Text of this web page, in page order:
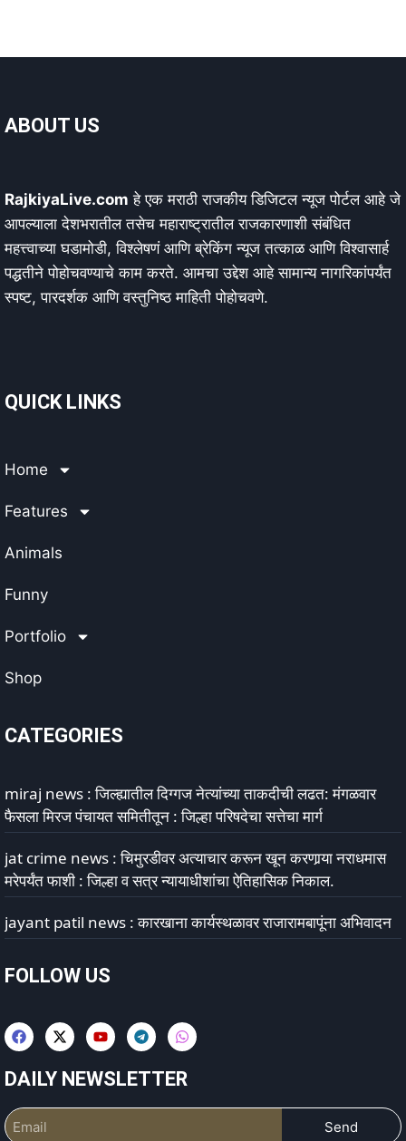
ABOUT US
RajkiyaLive.com हे एक मराठी राजकीय डिजिटल न्यूज पोर्टल आहे जे
आपल्याला देशभरातील तसेच महाराष्ट्रातील राजकारणाशी संबंधित
महत्त्वाच्या घडामोडी, विश्लेषणं आणि ब्रेकिंग न्यूज तत्काळ आणि विश्वासार्ह
पद्धतीने पोहोचवण्याचे काम करते. आमचा उद्देश आहे सामान्य नागरिकांपर्यंत
स्पष्ट, पारदर्शक आणि वस्तुनिष्ठ माहिती पोहोचवणे.
QUICK LINKS
Home
Features
Animals
Funny
Portfolio
Shop
CATEGORIES
miraj news : जिल्ह्यातील दिग्गज नेत्यांच्या ताकदीची लढत: मंगळवार
फैसला मिरज पंचायत समितीतून : जिल्हा परिषदेचा सत्तेचा मार्ग
jat crime news : चिमुरडीवर अत्याचार करून खून करणार्‍या नराधमास
मरेपर्यंत फाशी : जिल्हा व सत्र न्यायाधीशांचा ऐतिहासिक निकाल.
jayant patil news : कारखाना कार्यस्थळावर राजारामबापूंना अभिवादन
FOLLOW US
DAILY NEWSLETTER
Send